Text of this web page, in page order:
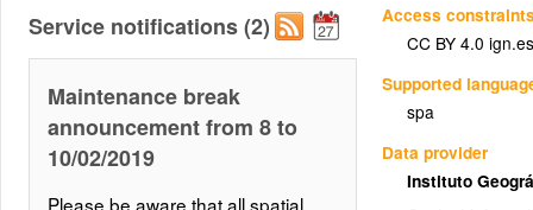
Access
CC BY 4.0
Supported
spa
Data provider
Instituto
Terremotos últimos 365 días
(Ultimos365dias)
Terremotos registrados en los
últimos 12 meses de magnitud igual
o superior a 1.5 o menor si ha sido
Service notifications (2)
Maintenance break
announcement from 8 to
10/02/2019
Please be aware that all spatial